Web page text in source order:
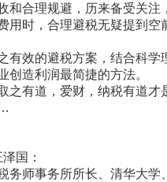
和合理规避，历来备受关注
用时，合理避税无疑提到空
有效的避税方案，结合科学
创造利润最简捷的方法。
之有道，爱财，纳税有道才
国：
务师事务所所长、清华大学